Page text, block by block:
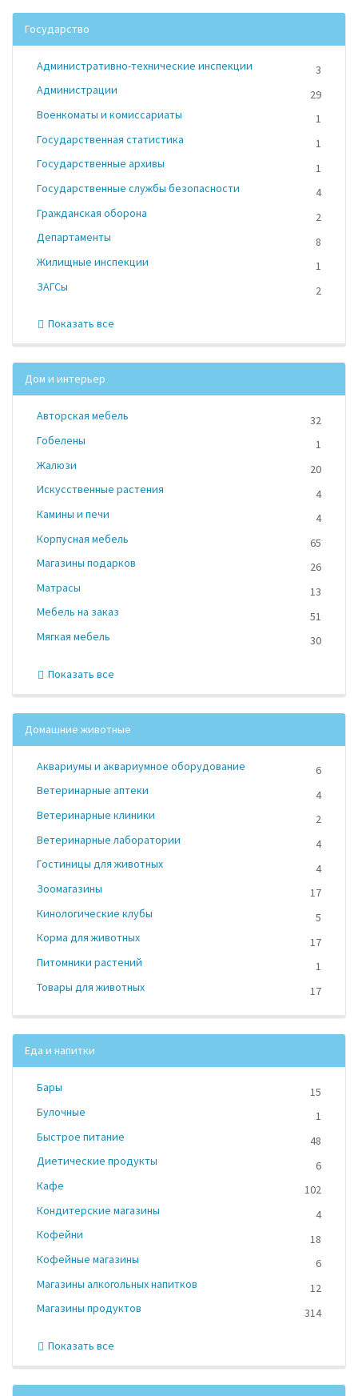
Государство
Административно-технические инспекции
3
Администрации
29
Военкоматы и комиссариаты
1
Государственная статистика
1
Государственные архивы
1
Государственные службы безопасности
4
Гражданская оборона
2
Департаменты
8
Жилищные инспекции
1
ЗАГСы
2
Показать все
Дом и интерьер
Авторская мебель
32
Гобелены
1
Жалюзи
20
Искусственные растения
4
Камины и печи
4
Корпусная мебель
65
Магазины подарков
26
Матрасы
13
Мебель на заказ
51
Мягкая мебель
30
Показать все
Домашние животные
Аквариумы и аквариумное оборудование
6
Ветеринарные аптеки
4
Ветеринарные клиники
2
Ветеринарные лаборатории
4
Гостиницы для животных
4
Зоомагазины
17
Кинологические клубы
5
Корма для животных
17
Питомники растений
1
Товары для животных
17
Еда и напитки
Бары
15
Булочные
1
Быстрое питание
48
Диетические продукты
6
Кафе
102
Кондитерские магазины
4
Кофейни
18
Кофейные магазины
6
Магазины алкогольных напитков
12
Магазины продуктов
314
Показать все